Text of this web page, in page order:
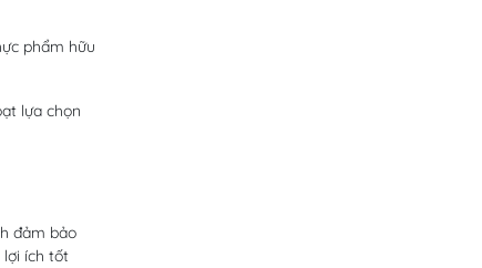
phẩm hữu
lựa chọn
đảm bảo
lợi ích tốt